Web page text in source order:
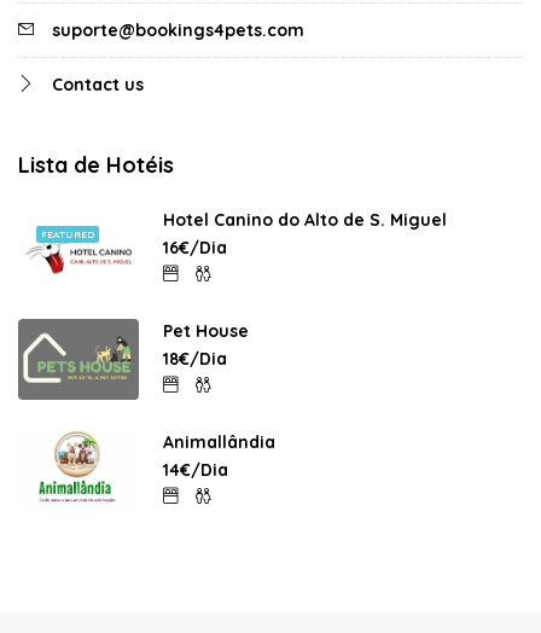
suporte@bookings4pets.com
Contact us
Lista de Hotéis
FEATURED
Hotel Canino do Alto de S. Miguel
16€/Dia
Pet House
18€/Dia
Animallândia
14€/Dia